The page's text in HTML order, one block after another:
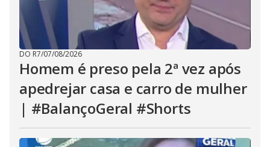
DO R7/07/08/2026
Homem é preso pela 2ª vez após
apedrejar casa e carro de mulher
| #BalançoGeral #Shorts